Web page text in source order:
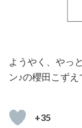
ようやく、やっ
ン♪の櫻田こずえ
+35